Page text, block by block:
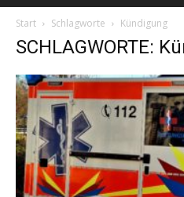
Start Schlagworte Kündigung
SCHLAGWORTE: